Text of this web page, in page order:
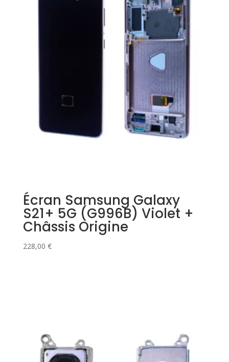
Écran Samsung Galaxy
S21+ 5G (G996B) Violet +
Châssis Origine
228,00 €